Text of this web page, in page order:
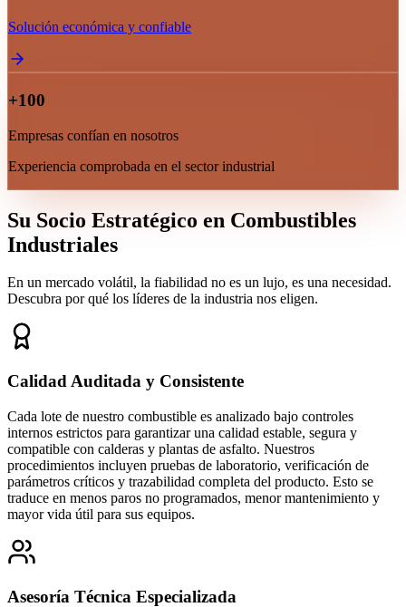
Solución económica y confiable
+100
Empresas confían en nosotros
Experiencia comprobada en el sector industrial
Su Socio Estratégico en Combustibles
Industriales
En un mercado volátil, la fiabilidad no es un lujo, es una necesidad.
Descubra por qué los líderes de la industria nos eligen.
Calidad Auditada y Consistente
Cada lote de nuestro combustible es analizado bajo controles
internos estrictos para garantizar una calidad estable, segura y
compatible con calderas y plantas de asfalto. Nuestros
procedimientos incluyen pruebas de laboratorio, verificación de
parámetros críticos y trazabilidad completa del producto. Esto se
traduce en menos paros no programados, menor mantenimiento y
mayor vida útil para sus equipos.
Asesoría Técnica Especializada